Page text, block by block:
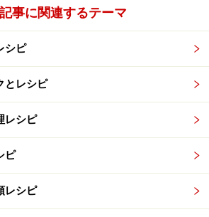
事に関連するテーマ
シピ
とレシピ
レシピ
ピ
レシピ